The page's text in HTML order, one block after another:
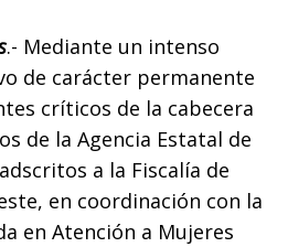
g
e
r
n
k
ti
r
.- Mediante un intenso
de carácter permanente
críticos de la cabecera
de la Agencia Estatal de
a la Fiscalía de
en coordinación con la
en Atención a Mujeres